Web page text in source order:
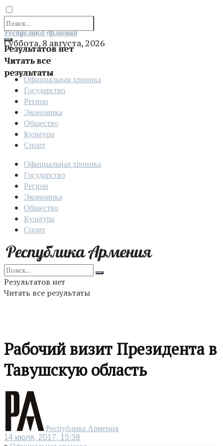
Результатов нет
Читать все
результаты
Отправить
Республика Армения
Суббота, 8 августа, 2026
Официальная хроника
Государство
Регион
Экономика
Общество
Культура
Спорт
Официальная хроника
Государство
Регион
Экономика
Общество
Культура
Спорт
Результатов нет
Читать все результаты
Рабочий визит Президента в
Тавушскую область
Республика Армения
14 июля, 2017, 15:38